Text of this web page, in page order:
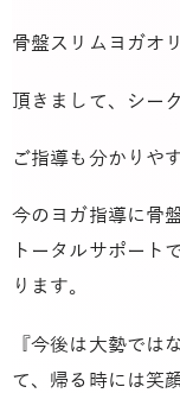
骨盤スリムヨガオ
頂きまして、シー
ご指導も分かりや
今のヨガ指導に骨
トータルサポート
ります。
『今後は大勢では
て、帰る時には笑